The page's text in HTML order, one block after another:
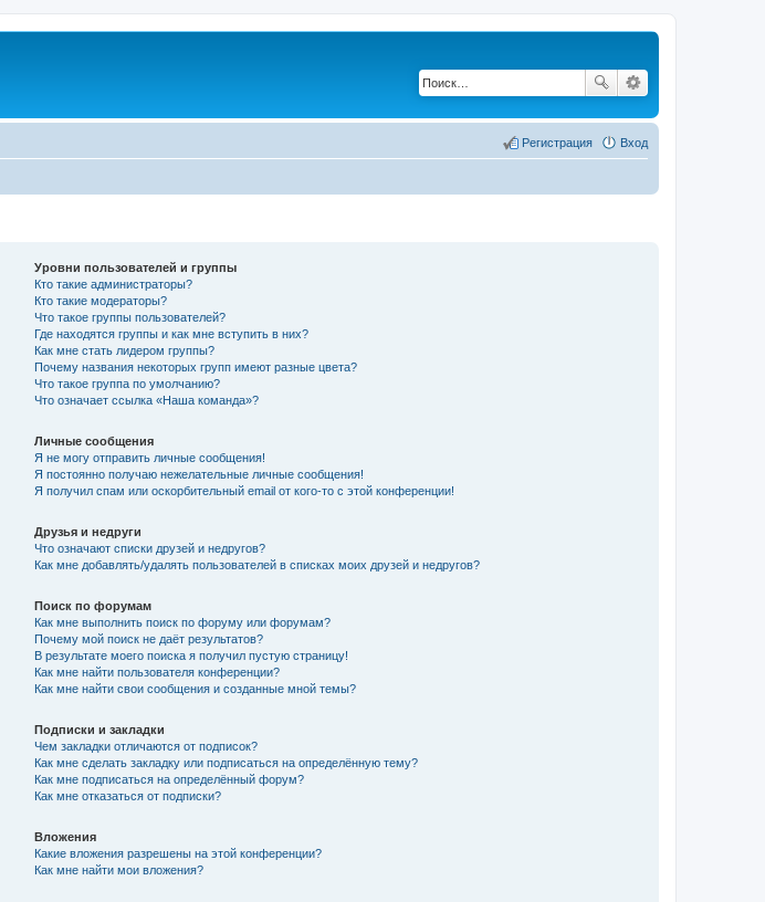
Вход
Регистрация
Уровни пользователей и группы
Кто такие администраторы?
Кто такие модераторы?
Что такое группы пользователей?
Где находятся группы и как мне вступить в них?
Как мне стать лидером группы?
Почему названия некоторых групп имеют разные цвета?
Что такое группа по умолчанию?
Что означает ссылка «Наша команда»?
Личные сообщения
Я не могу отправить личные сообщения!
Я постоянно получаю нежелательные личные сообщения!
Я получил спам или оскорбительный email от кого-то с этой конференции!
Друзья и недруги
Что означают списки друзей и недругов?
Как мне добавлять/удалять пользователей в списках моих друзей и недругов?
Поиск по форумам
Как мне выполнить поиск по форуму или форумам?
Почему мой поиск не даёт результатов?
В результате моего поиска я получил пустую страницу!
Как мне найти пользователя конференции?
Как мне найти свои сообщения и созданные мной темы?
Подписки и закладки
Чем закладки отличаются от подписок?
Как мне сделать закладку или подписаться на определённую тему?
Как мне подписаться на определённый форум?
Как мне отказаться от подписки?
Вложения
Какие вложения разрешены на этой конференции?
Как мне найти мои вложения?